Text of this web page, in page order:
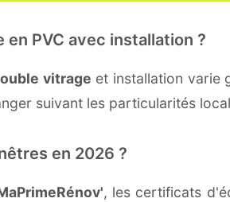
PVC avec installation ?
vitrage et installation varie
suivant les particularités
en 2026 ?
, les certificats